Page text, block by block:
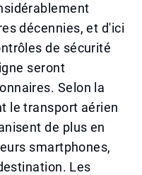
décennies, et d'ici
de sécurité
seront
Selon la
le transport aérien
de plus en
smartphones,
Les